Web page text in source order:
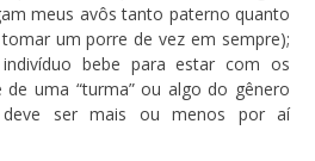
meus avôs tanto paterno quanto
um porre de vez em sempre);
bebe para estar com os
uma “turma” ou algo do gênero
ser mais ou menos por aí